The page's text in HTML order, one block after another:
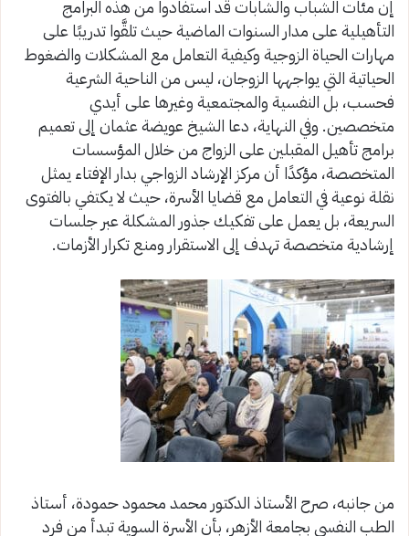
إن مئات الشباب والشابات قد استفادوا من هذه البرامج
التأهيلية على مدار السنوات الماضية حيث تلقَّوا تدريبًا على
مهارات الحياة الزوجية وكيفية التعامل مع المشكلات والضغوط
الحياتية التي يواجهها الزوجان، ليس من الناحية الشرعية
فحسب، بل النفسية والمجتمعية وغيرها على أيدي
متخصصين. وفي النهاية، دعا الشيخ عويضة عثمان إلى تعميم
برامج تأهيل المقبلين على الزواج من خلال المؤسسات
المتخصصة، مؤكدًا أن مركز الإرشاد الزواجي بدار الإفتاء يمثل
نقلة نوعية في التعامل مع قضايا الأسرة، حيث لا يكتفي بالفتوى
السريعة، بل يعمل على تفكيك جذور المشكلة عبر جلسات
إرشادية متخصصة تهدف إلى الاستقرار ومنع تكرار الأزمات.
من جانبه، صرح الأستاذ الدكتور محمد محمود حمودة، أستاذ
الطب النفسي بجامعة الأزهر، بأن الأسرة السوية تبدأ من فرد